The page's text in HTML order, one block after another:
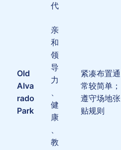
代
Old
Alva
rado
Park
亲
和
领
导
力
、
健
康
、
教
紧凑布置通
常较简单；
遵守场地张
贴规则